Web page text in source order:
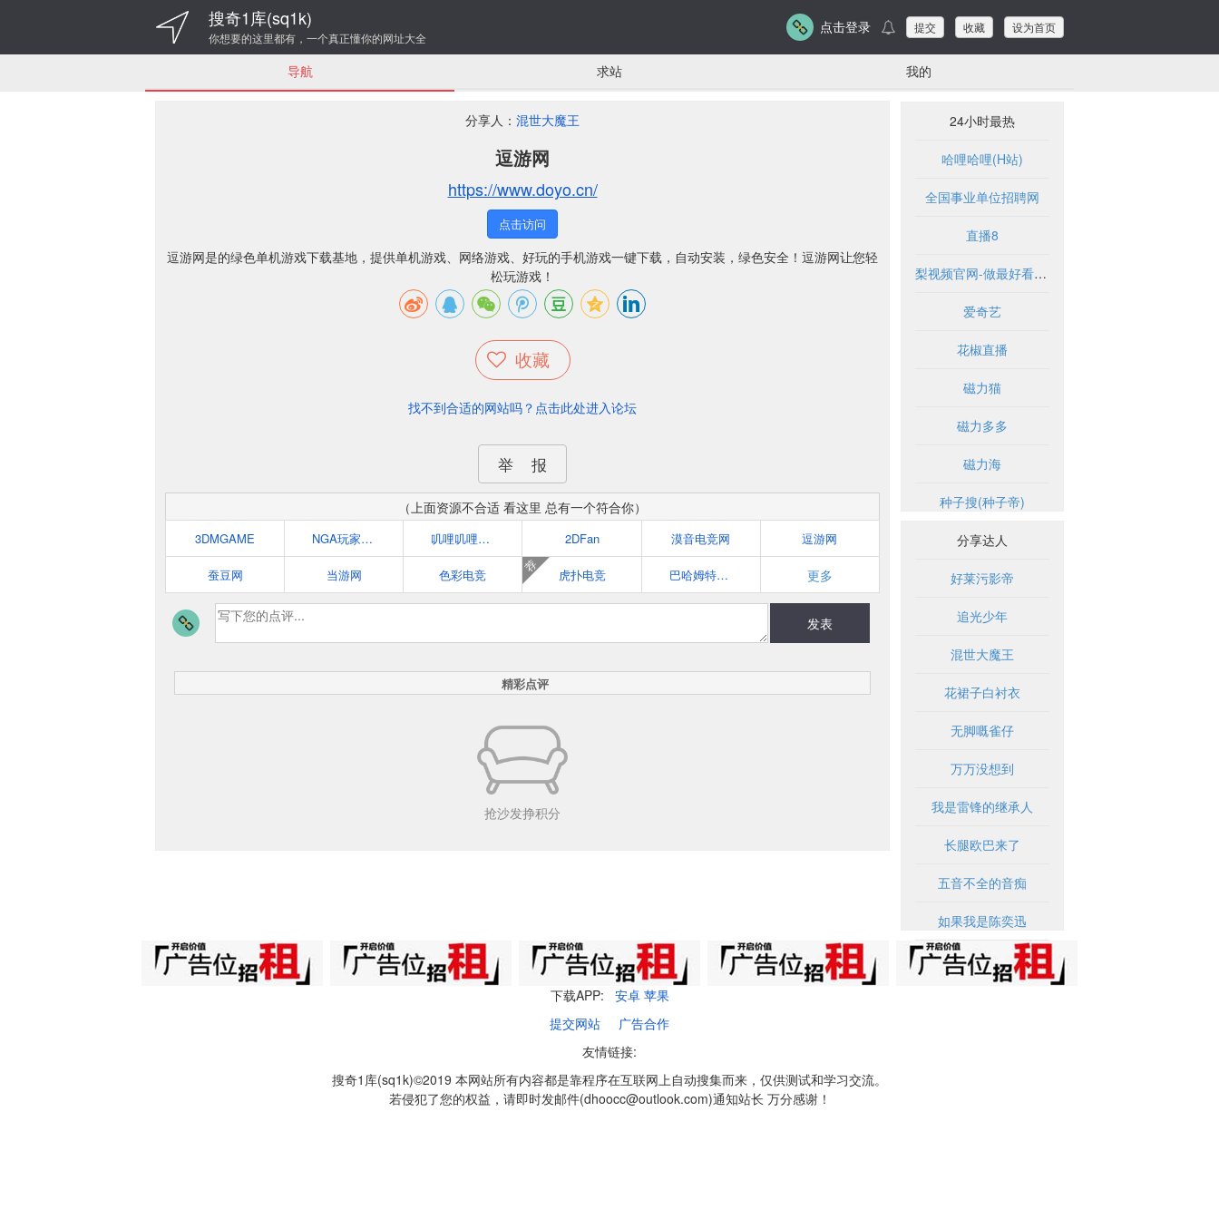
搜奇1库(sq1k)
你想要的这里都有，一个真正懂你的网址大全
点击登录 提交 收藏 设为首页
导航 求站 我的
分享人： 混世大魔王
逗游网
https://www.doyo.cn/
点击访问
逗游网是的绿色单机游戏下载基地，提供单机游戏、网络游戏、好玩的手机游戏一键下载，自动安装，绿色安全！逗游网让您轻
松玩游戏！
收藏
找不到合适的网站吗？点击此处进入论坛
举 报
（上面资源不合适 看这里 总有一个符合你）
3DMGAME NGA玩家社区 叽哩叽哩游戏网ACG（G站） 2DFan 漠音电竞网 逗游网
蚕豆网 当游网 色彩电竞 虎扑电竞
荐
巴哈姆特電玩資訊站 更多
发表
精彩点评
抢沙发挣积分
24小时最热
哈哩哈哩(H站)
全国事业单位招聘网
直播8
梨视频官网-做最好看的资讯短视频-Pear Video
爱奇艺
花椒直播
磁力猫
磁力多多
磁力海
种子搜(种子帝)
分享达人
好莱污影帝
追光少年
混世大魔王
花裙子白衬衣
无脚嘅雀仔
万万没想到
我是雷锋的继承人
长腿欧巴来了
五音不全的音痴
如果我是陈奕迅
下载APP: 安卓 苹果
提交网站
广告合作
友情链接:
搜奇1库(sq1k)©2019 本网站所有内容都是靠程序在互联网上自动搜集而来，仅供测试和学习交流。
若侵犯了您的权益，请即时发邮件(dhoocc@outlook.com)通知站长 万分感谢！